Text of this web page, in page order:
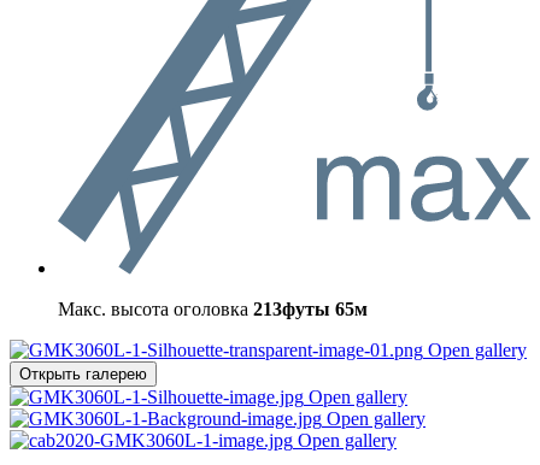
Макс. высота оголовка 213футы 65м
Open gallery
Открыть галерею
Open gallery
Open gallery
Open gallery